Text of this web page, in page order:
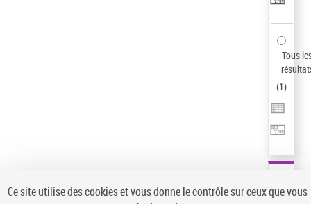
Tous
(1)
Ce site utilise des cookies et vous donne le contrôle sur ceux que vous